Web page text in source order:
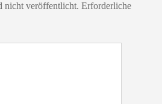
nicht veröffentlicht. Erforderliche